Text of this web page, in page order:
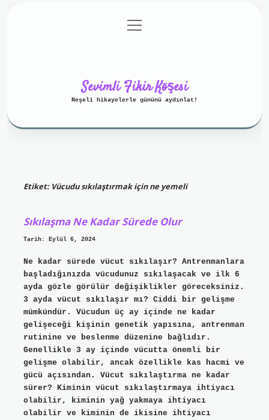
Gizlilik Politikası
menüyü
aç
Sevimli Fikir Köşesi
Neşeli hikayelerle gününü aydınlat!
Etiket: Vücudu sıkılaştırmak için ne yemeli
Sıkılaşma Ne Kadar Sürede Olur
Tarih: Eylül 6, 2024
Ne kadar sürede vücut sıkılaşır? Antrenmanlara
başladığınızda vücudunuz sıkılaşacak ve ilk 6
ayda gözle görülür değişiklikler göreceksiniz.
3 ayda vücut sıkılaşır mı? Ciddi bir gelişme
mümkündür. Vücudun üç ay içinde ne kadar
gelişeceği kişinin genetik yapısına, antrenman
rutinine ve beslenme düzenine bağlıdır.
Genellikle 3 ay içinde vücutta önemli bir
gelişme olabilir, ancak özellikle kas hacmi ve
gücü açısından. Vücut sıkılaştırma ne kadar
sürer? Kiminin vücut sıkılaştırmaya ihtiyacı
olabilir, kiminin yağ yakmaya ihtiyacı
olabilir ve kiminin de ikisine ihtiyacı